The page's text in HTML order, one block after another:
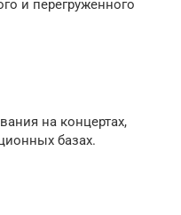
и перегруженного
на концертах,
базах.